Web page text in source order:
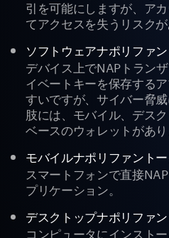
引を可能にしますが、ア
てアクセスを失うリスクが
ソフトウェアナポリファ
デバイス上でNAPトラン
イベートキーを保存する
すいですが、サイバー脅
肢には、モバイル、デス
ベースのウォレットがあり
モバイルナポリファント
スマートフォンで直接
プリケーション。
デスクトップナポリファ
コンピュータにインスト